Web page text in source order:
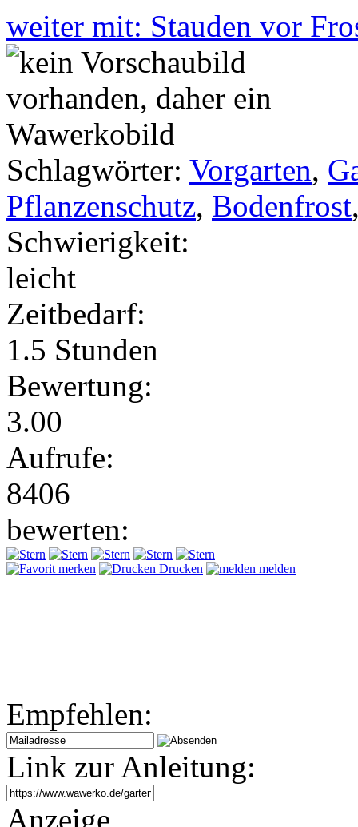
weiter mit: Stauden vor
Schlagwörter: Vorgarten,
Pflanzenschutz, Bodenfrost
Schwierigkeit:
leicht
Zeitbedarf:
1.5 Stunden
Bewertung:
3.00
Aufrufe:
8406
bewerten:
merken Drucken melden
Empfehlen:
Link zur Anleitung:
Anzeige